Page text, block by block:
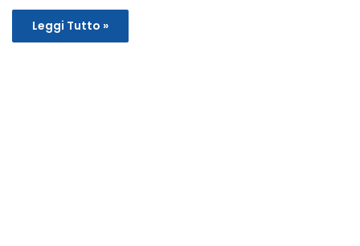
Leggi Tutto »